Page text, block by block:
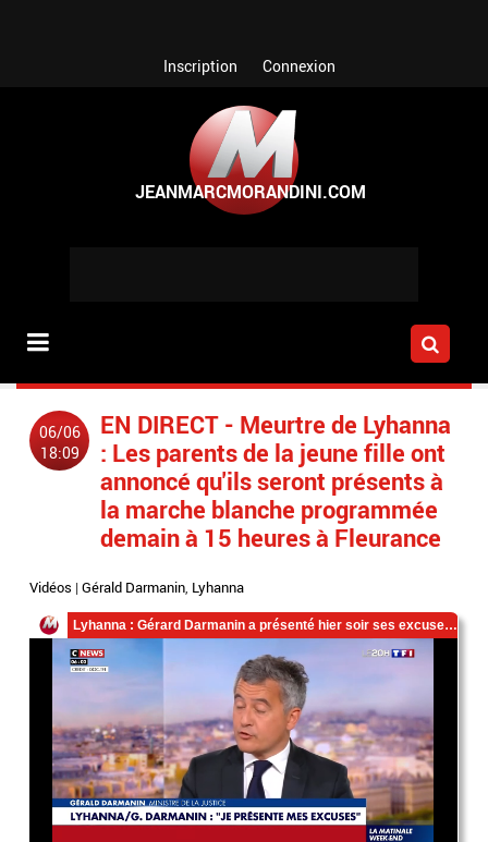
Inscription Connexion
06/06
18:09
EN DIRECT - Meurtre de Lyhanna
: Les parents de la jeune fille ont
annoncé qu'ils seront présents à
la marche blanche programmée
demain à 15 heures à Fleurance
Vidéos |Gérald Darmanin, Lyhanna